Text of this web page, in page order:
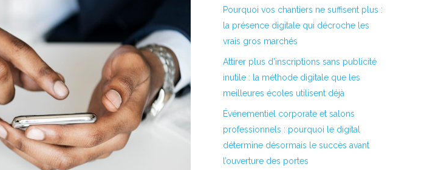
Pourquoi vos chantiers ne suffisent plus :
la présence digitale qui décroche les
vrais gros marchés
Attirer plus d’inscriptions sans publicité
inutile : la méthode digitale que les
meilleures écoles utilisent déjà
Événementiel corporate et salons
professionnels : pourquoi le digital
détermine désormais le succès avant
l’ouverture des portes